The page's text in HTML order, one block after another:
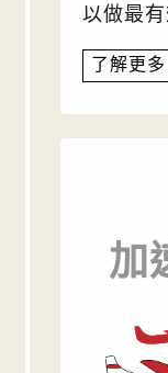
以做最
了解更
加